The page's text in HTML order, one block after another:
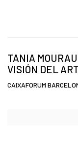
TANIA
VISIÓN DEL
CAIXAFORUM
Open a larger